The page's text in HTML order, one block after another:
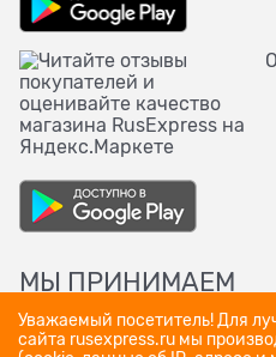
МЫ ПРИНИМАЕМ
Уважаемый посетитель! Для
сайта rusexpress.ru мы